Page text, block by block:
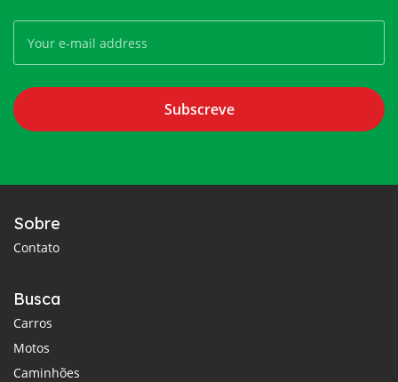
Subscreve
Sobre
Contato
Busca
Carros
Motos
Caminhões